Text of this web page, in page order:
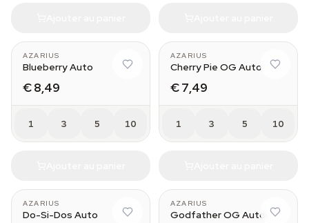
AZARIUS
Blueberry Auto
€ 8,49
1 3 5 10
AZARIUS
Cherry Pie OG Auto
€ 7,49
1 3 5 10
AZARIUS
Do-Si-Dos Auto
AZARIUS
Godfather OG Auto